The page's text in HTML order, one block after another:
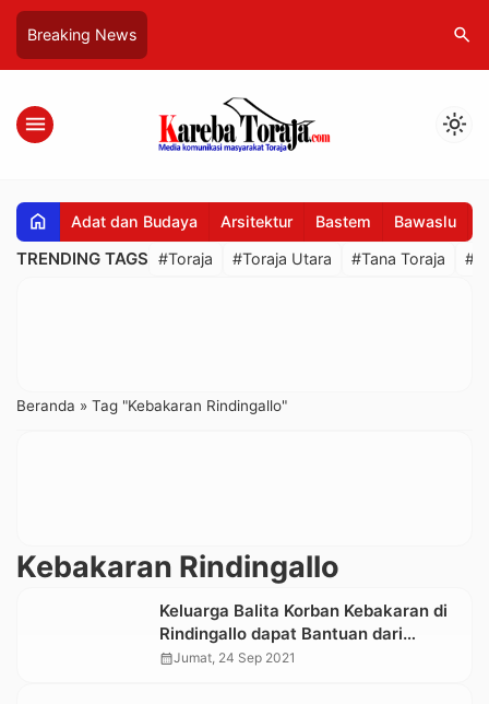
Breaking News search
menu light_mode
home Adat dan Budaya Arsitektur Bastem Bawaslu
TRENDING TAGS #Toraja #Toraja Utara #Tana Toraja
Beranda » Tag "Kebakaran Rindingallo"
Kebakaran Rindingallo
Keluarga Balita Korban Kebakaran di
Rindingallo dapat Bantuan dari
Anggota DPR RI
calendar_monthJumat, 24 Sep 2021